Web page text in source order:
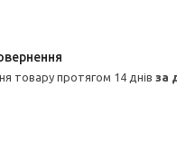
товару протягом 14 днів за